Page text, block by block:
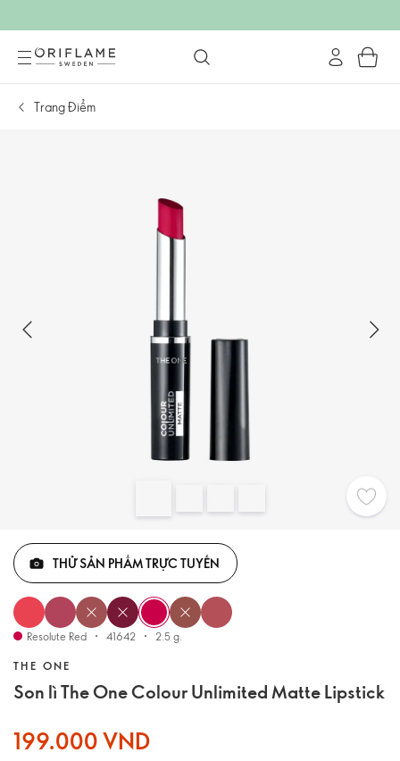
Trang Điểm
THỬ SẢN PHẨM TRỰC TUYẾN
Resolute Red 41642 2.5 g.
THE ONE
Son lì The One Colour Unlimited Matte Lipstick
199.000 VND